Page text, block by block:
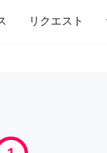
リクエスト
引っ越し イン